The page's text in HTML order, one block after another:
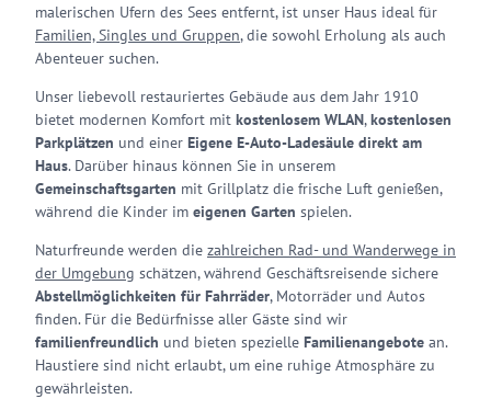
malerischen Ufern des Sees entfernt, ist unser Haus ideal für
Familien, Singles und Gruppen, die sowohl Erholung als auch
Abenteuer suchen.
Unser liebevoll restauriertes Gebäude aus dem Jahr 1910
bietet modernen Komfort mit kostenlosem WLAN,kostenlosen
Parkplätzen und einer Eigene E-Auto-Ladesäule direkt am
Haus. Darüber hinaus können Sie in unserem
Gemeinschaftsgarten mit Grillplatz die frische Luft genießen,
während die Kinder im eigenen Garten spielen.
Naturfreunde werden die zahlreichen Rad- und Wanderwege in
der Umgebung schätzen, während Geschäftsreisende sichere
Abstellmöglichkeiten für Fahrräder, Motorräder und Autos
finden. Für die Bedürfnisse aller Gäste sind wir
familienfreundlich und bieten spezielle Familienangebote an.
Haustiere sind nicht erlaubt, um eine ruhige Atmosphäre zu
gewährleisten.